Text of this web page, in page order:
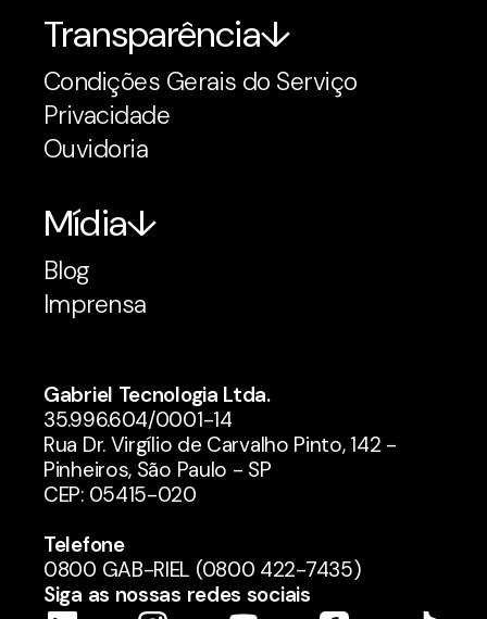
Transparência
Condições Gerais do Serviço
Privacidade
Ouvidoria
Mídia
Blog
Imprensa
Gabriel Tecnologia Ltda.
35.996.604/0001-14
Rua Dr. Virgílio de Carvalho Pinto, 142 -
Pinheiros, São Paulo - SP
CEP: 05415-020
Telefone
0800 GAB-RIEL (0800 422-7435)
Siga as nossas redes sociais